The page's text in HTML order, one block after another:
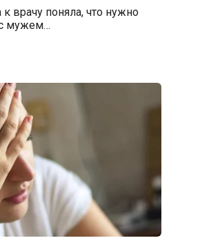
врачу поняла, что нужно
мужем…